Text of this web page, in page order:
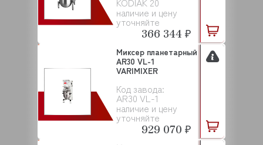
наличие и цену
уточняйте
366 344 ₽
Код завода:
AR30 VL-1
наличие и цену
уточняйте
Миксер планетарный
AR30 VL-1
VARIMIXER
929 070 ₽